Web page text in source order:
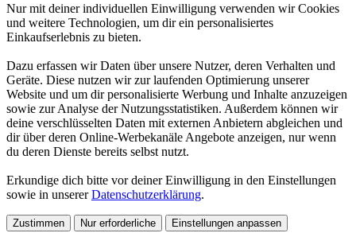
Nur mit deiner individuellen Einwilligung verwenden wir Cookies
und weitere Technologien, um dir ein personalisiertes
Einkaufserlebnis zu bieten.
Dazu erfassen wir Daten über unsere Nutzer, deren Verhalten und
Geräte. Diese nutzen wir zur laufenden Optimierung unserer
Website und um dir personalisierte Werbung und Inhalte anzuzeigen
sowie zur Analyse der Nutzungsstatistiken. Außerdem können wir
deine verschlüsselten Daten mit externen Anbietern abgleichen und
dir über deren Online-Werbekanäle Angebote anzeigen, nur wenn
du deren Dienste bereits selbst nutzt.
Erkundige dich bitte vor deiner Einwilligung in den Einstellungen
sowie in unsererDatenschutzerklärung.
Zustimmen Nur erforderliche Einstellungen anpassen